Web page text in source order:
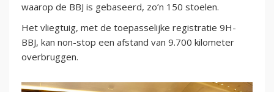
waarop de BBJ is gebaseerd, zo’n 150 stoelen.
Het vliegtuig, met de toepasselijke registratie 9H-
BBJ, kan non-stop een afstand van 9.700 kilometer
overbruggen.